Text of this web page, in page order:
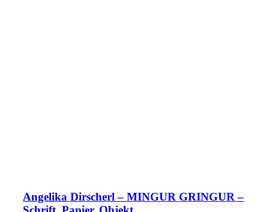
Angelika Dirscherl – MINGUR GRINGUR –